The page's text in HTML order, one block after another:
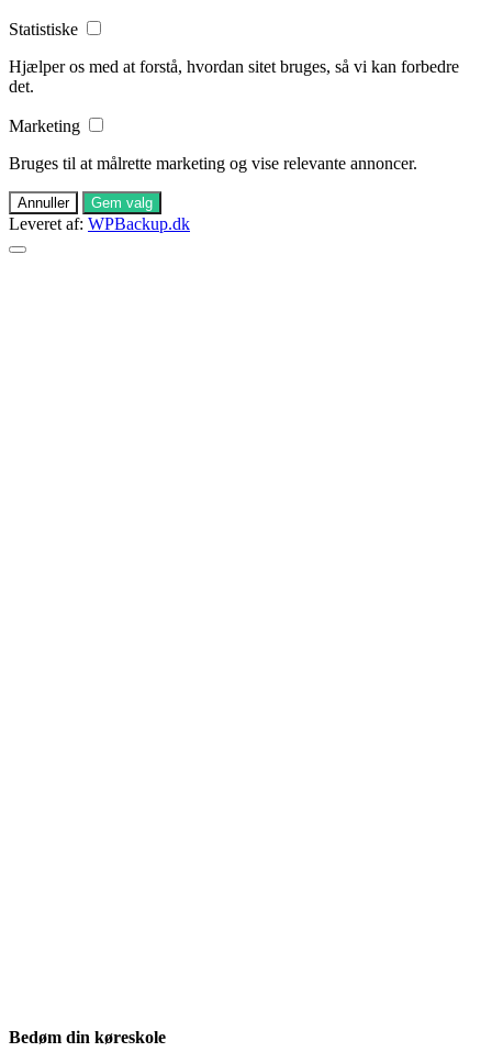
Statistiske
Hjælper os med at forstå, hvordan sitet bruges, så vi kan forbedre
det.
Marketing
Bruges til at målrette marketing og vise relevante annoncer.
Annuller Gem valg
Leveret af: WPBackup.dk
Bedøm din køreskole